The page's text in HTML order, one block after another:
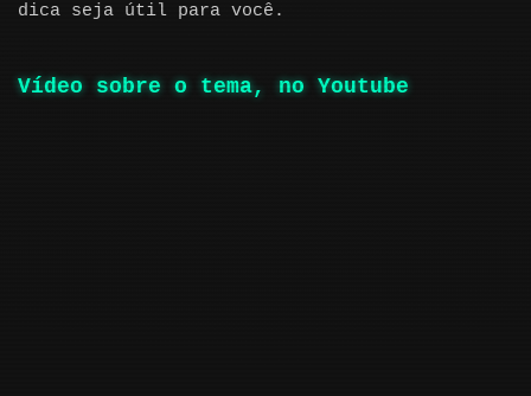
dica seja útil para você.
Vídeo sobre o tema, no Youtube